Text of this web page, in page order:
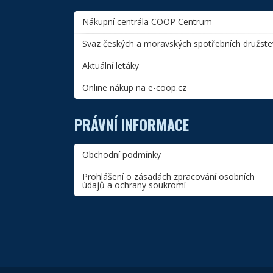
Nákupní centrála COOP Centrum
Svaz českých a moravských spotřebních
Aktuální letáky
Online nákup na e-coop.cz
PRÁVNÍ INFORMACE
Obchodní podmínky
Prohlášení o zásadách zpracování osobních
údajů a ochrany soukromí